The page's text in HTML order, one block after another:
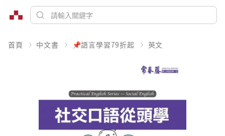
首頁 中文書 📌語言學習79折起 英文